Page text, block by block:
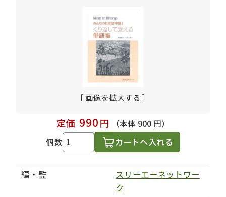
［ 画像を拡大する ］
定価 990円
（本体 900 円）
個数
カートへ入れる
編・監
スリーエーネットワー
ク